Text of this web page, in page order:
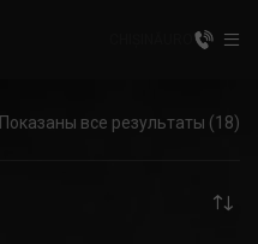
Показаны все результаты (18)